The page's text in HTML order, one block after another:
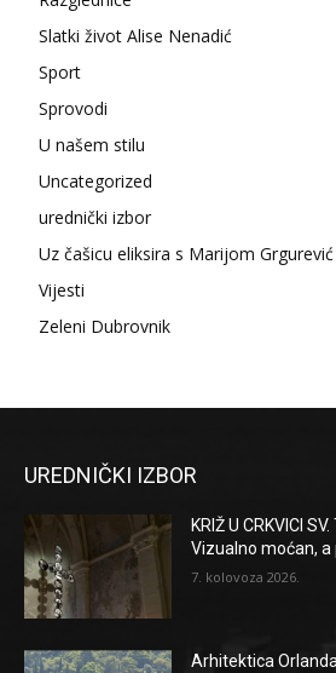
Slatki život Alise Nenadić
Sport
Sprovodi
U našem stilu
Uncategorized
urednički izbor
Uz čašicu eliksira s Marijom Grgurević
Vijesti
Zeleni Dubrovnik
UREDNIČKI IZBOR
KRIŽ U CRKVICI
Vizualno moćan,
7. kolovoza 2026.
Arhitektica